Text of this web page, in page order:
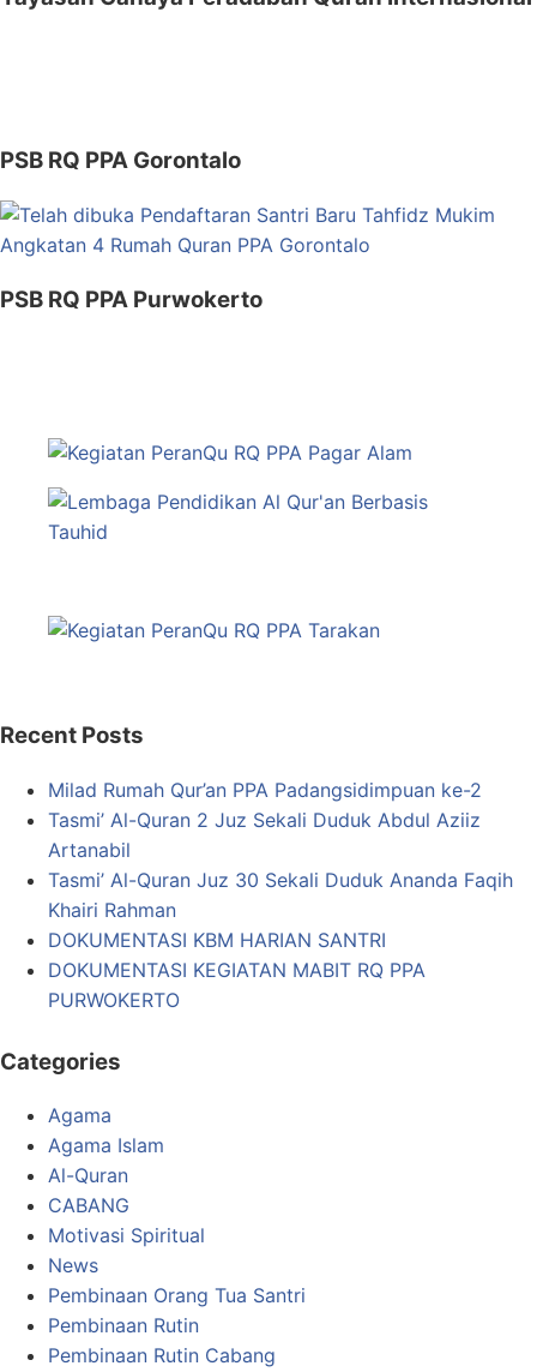
PSB RQ PPA Gorontalo
PSB RQ PPA Purwokerto
Recent Posts
Milad Rumah Qur’an PPA Padangsidimpuan ke-2
Tasmi’ Al-Quran 2 Juz Sekali Duduk Abdul Aziiz
Artanabil
Tasmi’ Al-Quran Juz 30 Sekali Duduk Ananda Faqih
Khairi Rahman
DOKUMENTASI KBM HARIAN SANTRI
DOKUMENTASI KEGIATAN MABIT RQ PPA
PURWOKERTO
Categories
Agama
Agama Islam
Al-Quran
CABANG
Motivasi Spiritual
News
Pembinaan Orang Tua Santri
Pembinaan Rutin
Pembinaan Rutin Cabang